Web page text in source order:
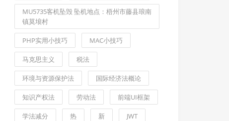
MU5735客机坠毁 坠机地点：梧州市藤县琅南
镇莫埌村
PHP实用小技巧 MAC小技巧
马克思主义 税法
环境与资源保护法 国际经济法概论
知识产权法 劳动法 前端UI框架
学法减分 热 新 JWT